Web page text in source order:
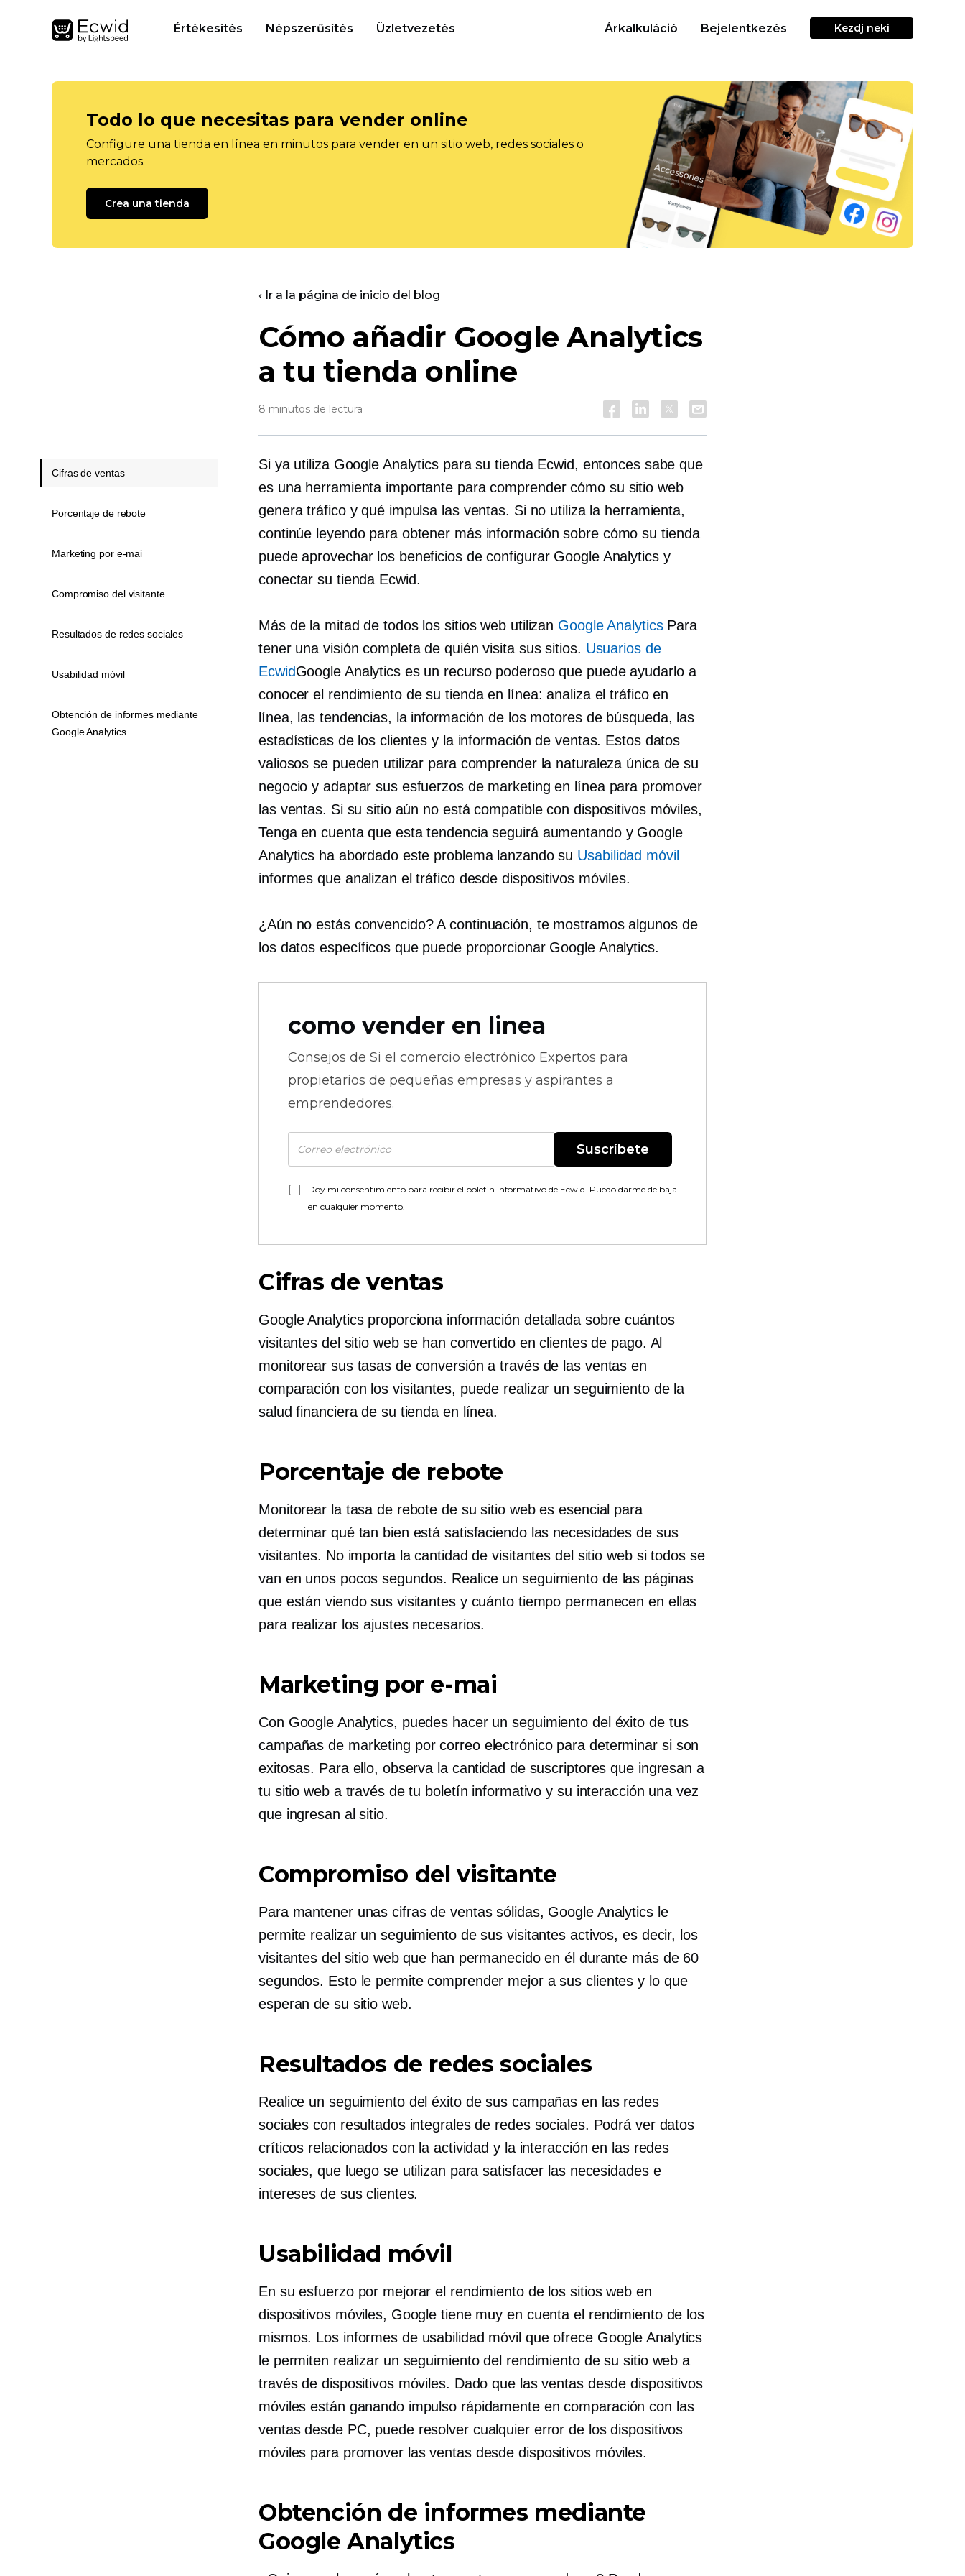
Értékesítés Népszerűsítés Üzletvezetés Árkalkuláció Bejelentkezés Kezdj neki
Todo lo que necesitas para vender online
Configure una tienda en línea en minutos para vender en un sitio web, redes sociales o
mercados.
Crea una tienda
‹ Ir a la página de inicio del blog
Cómo añadir Google Analytics
a tu tienda online
8 minutos de lectura
Si ya utiliza Google Analytics para su tienda Ecwid, entonces sabe que
es una herramienta importante para comprender cómo su sitio web
genera tráfico y qué impulsa las ventas. Si no utiliza la herramienta,
continúe leyendo para obtener más información sobre cómo su tienda
puede aprovechar los beneficios de configurar Google Analytics y
conectar su tienda Ecwid.
Más de la mitad de todos los sitios web utilizan Google AnalyticsPara
tener una visión completa de quién visita sus sitios. Usuarios de
EcwidGoogle Analytics es un recurso poderoso que puede ayudarlo a
conocer el rendimiento de su tienda en línea: analiza el tráfico en
línea, las tendencias, la información de los motores de búsqueda, las
estadísticas de los clientes y la información de ventas. Estos datos
valiosos se pueden utilizar para comprender la naturaleza única de su
negocio y adaptar sus esfuerzos de marketing en línea para promover
las ventas. Si su sitio aún no estácompatible con dispositivos móviles,
Tenga en cuenta que esta tendencia seguirá aumentando y Google
Analytics ha abordado este problema lanzando su Usabilidad móvil
informes que analizan el tráfico desde dispositivos móviles.
¿Aún no estás convencido? A continuación, te mostramos algunos de
los datos específicos que puede proporcionar Google Analytics.
como vender en linea
Consejos de Si el comercio electrónico Expertos para
propietarios de pequeñas empresas y aspirantes a
emprendedores.
Suscríbete
Doy mi consentimiento para recibir el boletín informativo de Ecwid. Puedo darme de baja
en cualquier momento.
Cifras de ventas
Google Analytics proporciona información detallada sobre cuántos
visitantes del sitio web se han convertido en clientes de pago. Al
monitorear sus tasas de conversión a través de las ventas en
comparación con los visitantes, puede realizar un seguimiento de la
salud financiera de su tienda en línea.
Porcentaje de rebote
Monitorear la tasa de rebote de su sitio web es esencial para
determinar qué tan bien está satisfaciendo las necesidades de sus
visitantes. No importa la cantidad de visitantes del sitio web si todos se
van en unos pocos segundos. Realice un seguimiento de las páginas
que están viendo sus visitantes y cuánto tiempo permanecen en ellas
para realizar los ajustes necesarios.
Marketing por e-mai
Con Google Analytics, puedes hacer un seguimiento del éxito de tus
campañas de marketing por correo electrónico para determinar si son
exitosas. Para ello, observa la cantidad de suscriptores que ingresan a
tu sitio web a través de tu boletín informativo y su interacción una vez
que ingresan al sitio.
Compromiso del visitante
Para mantener unas cifras de ventas sólidas, Google Analytics le
permite realizar un seguimiento de sus visitantes activos, es decir, los
visitantes del sitio web que han permanecido en él durante más de 60
segundos. Esto le permite comprender mejor a sus clientes y lo que
esperan de su sitio web.
Resultados de redes sociales
Realice un seguimiento del éxito de sus campañas en las redes
sociales con resultados integrales de redes sociales. Podrá ver datos
críticos relacionados con la actividad y la interacción en las redes
sociales, que luego se utilizan para satisfacer las necesidades e
intereses de sus clientes.
Usabilidad móvil
En su esfuerzo por mejorar el rendimiento de los sitios web en
dispositivos móviles, Google tiene muy en cuenta el rendimiento de los
mismos. Los informes de usabilidad móvil que ofrece Google Analytics
le permiten realizar un seguimiento del rendimiento de su sitio web a
través de dispositivos móviles. Dado que las ventas desde dispositivos
móviles están ganando impulso rápidamente en comparación con las
ventas desde PC, puede resolver cualquier error de los dispositivos
móviles para promover las ventas desde dispositivos móviles.
Obtención de informes mediante
Google Analytics
Cifras de ventas
Porcentaje de rebote
Marketing por e-mai
Compromiso del visitante
Resultados de redes sociales
Usabilidad móvil
Obtención de informes mediante
Google Analytics